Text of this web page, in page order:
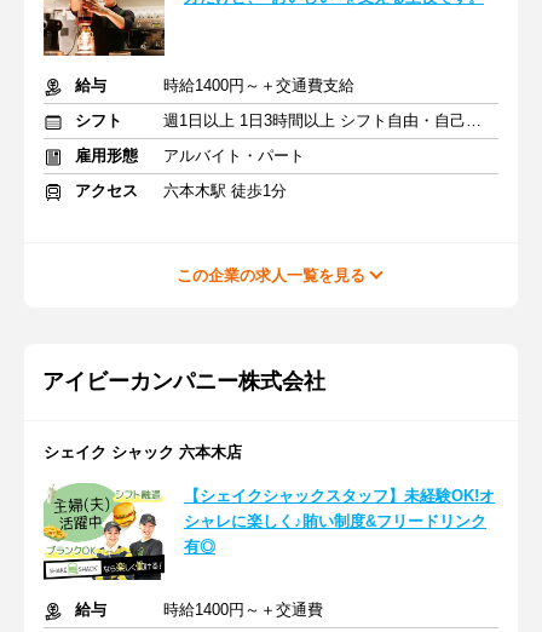
給与
時給1400円～＋交通費支給
シフト
週1日以上 1日3時間以上 シフト自由・自己申告
雇用形態
アルバイト・パート
アクセス
六本木駅 徒歩1分
この企業の求人一覧を見る
アイビーカンパニー株式会社
シェイク シャック 六本木店
【シェイクシャックスタッフ】未経験OK!オ
シャレに楽しく♪賄い制度&フリードリンク
有◎
給与
時給1400円～＋交通費